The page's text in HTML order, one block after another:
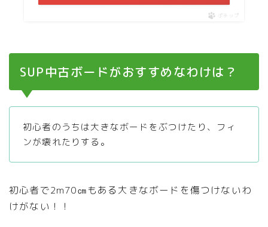
ポチップ
SUP中古ボードがおすすめなわけは？
初心者のうちは大きなボードをぶつけたり、フィ
ンが壊れたりする。
初心者で2m70㎝もある大きなボードを傷つけないわ
けがない！！